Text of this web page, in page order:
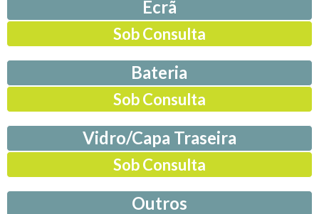
Ecrã
Sob Consulta
Bateria
Sob Consulta
Vidro/Capa Traseira
Sob Consulta
Outros